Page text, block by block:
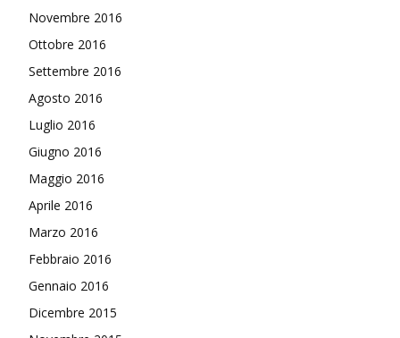
Novembre 2016
Ottobre 2016
Settembre 2016
Agosto 2016
Luglio 2016
Giugno 2016
Maggio 2016
Aprile 2016
Marzo 2016
Febbraio 2016
Gennaio 2016
Dicembre 2015